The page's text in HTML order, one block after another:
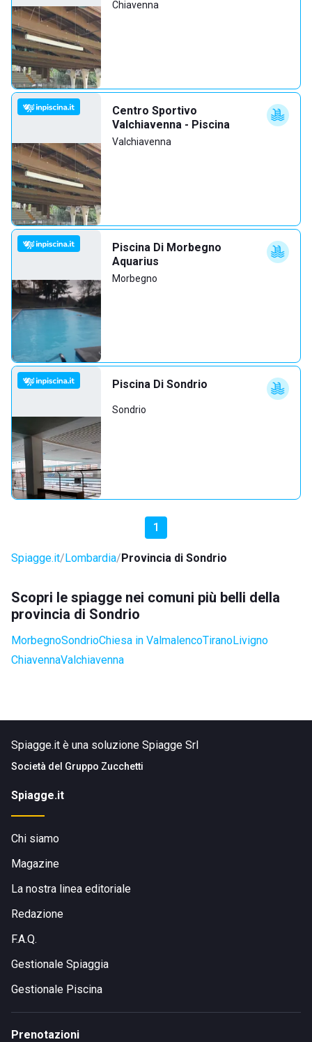
Chiavenna
Centro Sportivo
Valchiavenna - Piscina
Valchiavenna
Piscina Di Morbegno
Aquarius
Morbegno
Piscina Di Sondrio
Sondrio
1
Spiagge.it Lombardia Provincia di Sondrio
Scopri le spiagge nei comuni più belli della
provincia di Sondrio
MorbegnoSondrioChiesa in ValmalencoTiranoLivigno
ChiavennaValchiavenna
Spiagge.it è una soluzione Spiagge Srl
Società del Gruppo Zucchetti
Spiagge.it
Chi siamo
Magazine
La nostra linea editoriale
Redazione
F.A.Q.
Gestionale Spiaggia
Gestionale Piscina
Prenotazioni